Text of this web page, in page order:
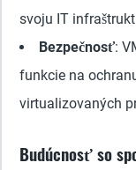
svoju IT
Bezpečnosť:
funkcie na
virtualizovaných
Budúcnosť so